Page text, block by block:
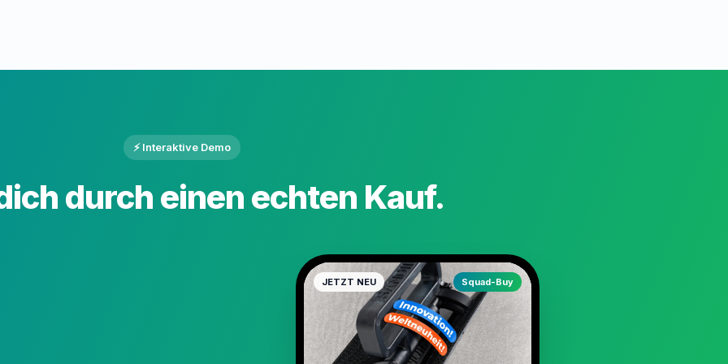
⚡ Interaktive Demo
durch einen echten Kauf.
JETZT NEU Squad-Buy